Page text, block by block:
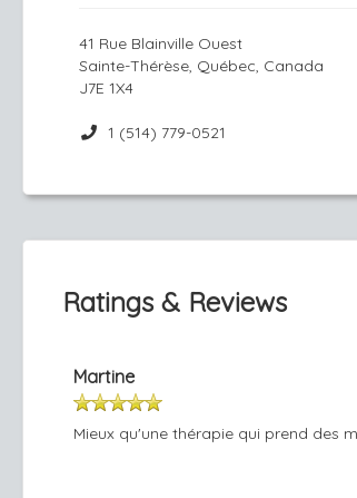
41 Rue Blainville Ouest
Sainte-Thérèse, Québec, Canada
J7E 1X4
1 (514) 779-0521
Ratings & Reviews
Martine
Mieux qu'une thérapie qui prend des